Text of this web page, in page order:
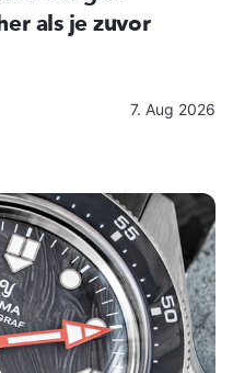
als je zuvor
7. Aug 2026